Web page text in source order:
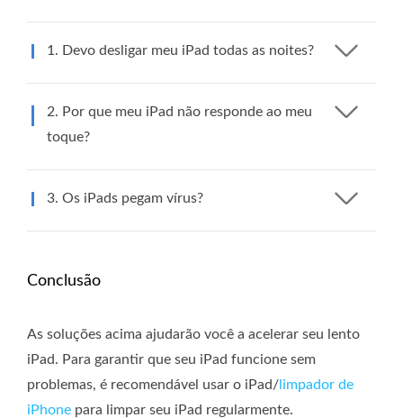
1. Devo desligar meu iPad todas as noites?
2. Por que meu iPad não responde ao meu
toque?
3. Os iPads pegam vírus?
Conclusão
As soluções acima ajudarão você a acelerar seu lento
iPad. Para garantir que seu iPad funcione sem
problemas, é recomendável usar o iPad/ limpador de
iPhone para limpar seu iPad regularmente.